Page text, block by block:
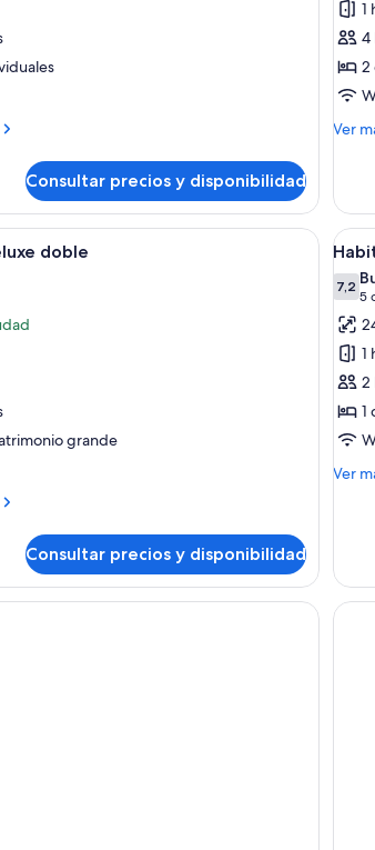
Consultar precios y disponibilidad
1
4
2
Ver
Más
familiar
doble
Habitación de hotel moderna con una
doble
grande
Consultar precios y disponibilidad
Abrir
las
de
3
7,27,25
1
2
1
Ver
Más
doble